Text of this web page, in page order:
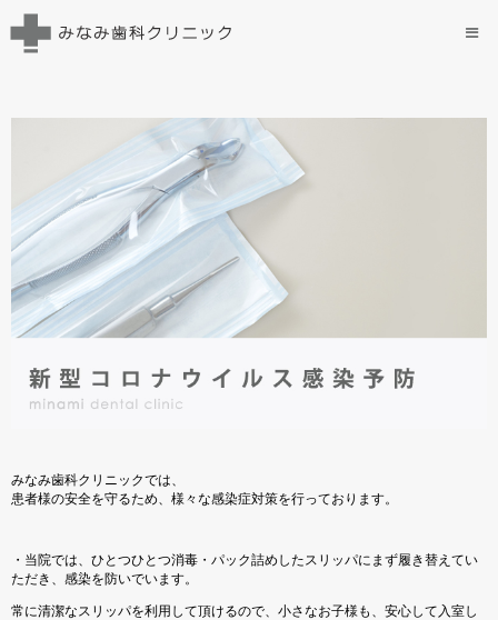
みなみ歯科クリニックでは、
患者様の安全を守るため、様々な感染症対策を行っております。
・当院では、ひとつひとつ消毒・パック詰めしたスリッパにまず履き替えてい
ただき、感染を防いでいます。
常に清潔なスリッパを利用して頂けるので、小さなお子様も、安心して入室し